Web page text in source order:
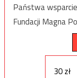
Państwa
Fundacji Magna
30 zł